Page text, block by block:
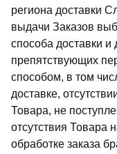
региона доставки
выдачи Заказов
способа доставки и
препятствующих
способом, в том
доставке,
Товара, не
отсутствия Товара
обработке заказа